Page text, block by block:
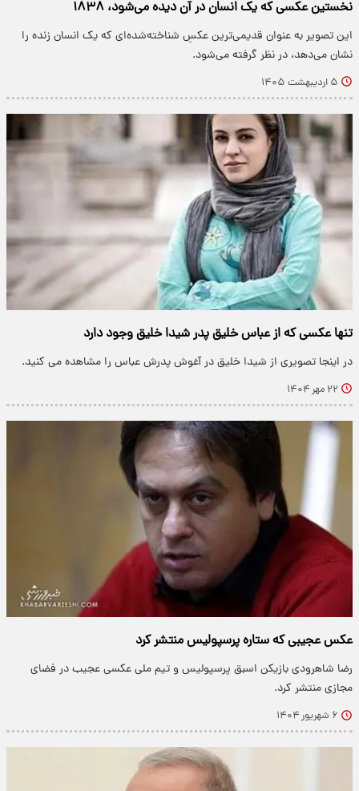
نخستین عکسی که یک انسان در آن دیده می‌شود، ۱۸۳۸
این تصویر به‌ عنوان قدیمی‌ترین عکسِ شناخته‌شده‌ای که یک انسان زنده را
نشان می‌دهد، در نظر گرفته می‌شود.
۵ اردیبهشت ۱۴۰۵
تنها عکسی که از عباس خلیق پدر شیدا خلیق وجود دارد
در اینجا تصویری از شیدا خلیق در آغوش پدرش عباس را مشاهده می کنید.
۲۲ مهر ۱۴۰۴
عکس عجیبی که ستاره پرسپولیس منتشر کرد
رضا شاهرودی بازیکن اسبق پرسپولیس و تیم ملی عکسی عجیب در فضای
مجازی منتشر کرد.
۶ شهریور ۱۴۰۴